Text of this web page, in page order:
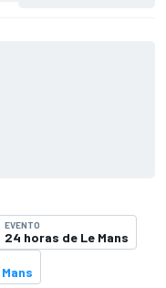
EVENTO
24 horas de Le Mans